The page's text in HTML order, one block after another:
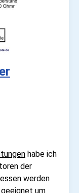
habe ich
der
werden
um